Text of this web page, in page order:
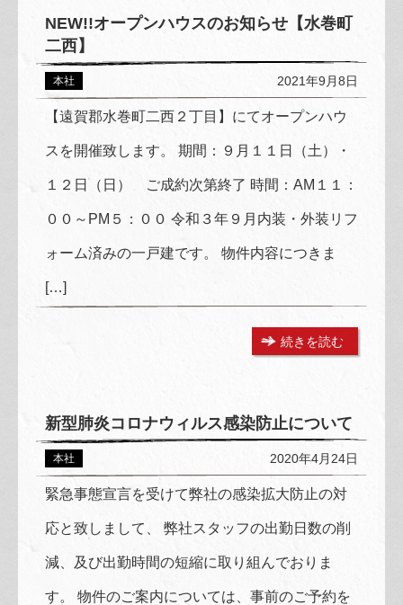
NEW!!オープンハウスのお知らせ【水巻町
二西】
本社 2021年9月8日
【遠賀郡水巻町二西２丁目】にてオープンハウ
スを開催致します。 期間：９月１１日（土）・
１２日（日） ご成約次第終了 時間：AM１１：
００～PM５：００ 令和３年９月内装・外装リフ
ォーム済みの一戸建です。 物件内容につきま
[…]
続きを読む
新型肺炎コロナウィルス感染防止について
本社 2020年4月24日
緊急事態宣言を受けて弊社の感染拡大防止の対
応と致しまして、 弊社スタッフの出勤日数の削
減、及び出勤時間の短縮に取り組んでおりま
す。 物件のご案内については、事前のご予約を